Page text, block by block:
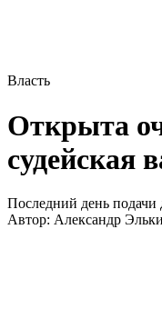
Власть
Открыта
судейская
Последний день подачи
Автор: Александр